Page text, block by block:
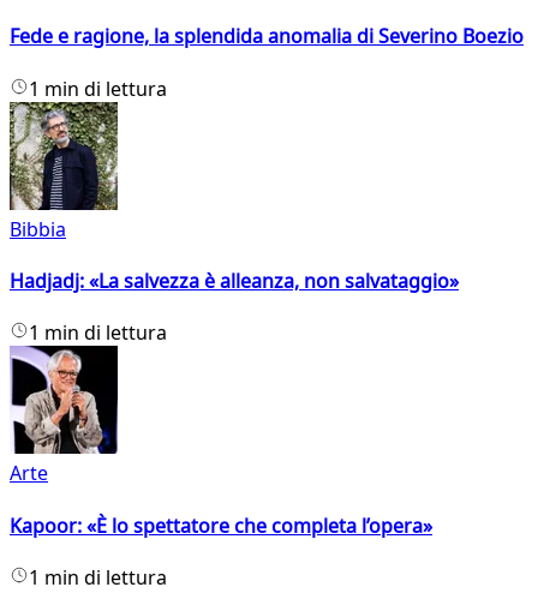
Fede e ragione, la splendida anomalia di Severino Boezio
1 min di lettura
Bibbia
Hadjadj: «La salvezza è alleanza, non salvataggio»
1 min di lettura
Arte
Kapoor: «È lo spettatore che completa l’opera»
1 min di lettura